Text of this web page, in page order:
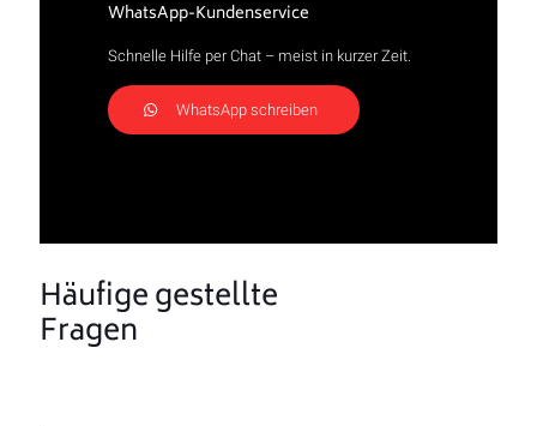
WhatsApp-Kundenservice
Schnelle Hilfe per Chat – meist in kurzer Zeit.
WhatsApp schreiben
Häufige gestellte
Fragen